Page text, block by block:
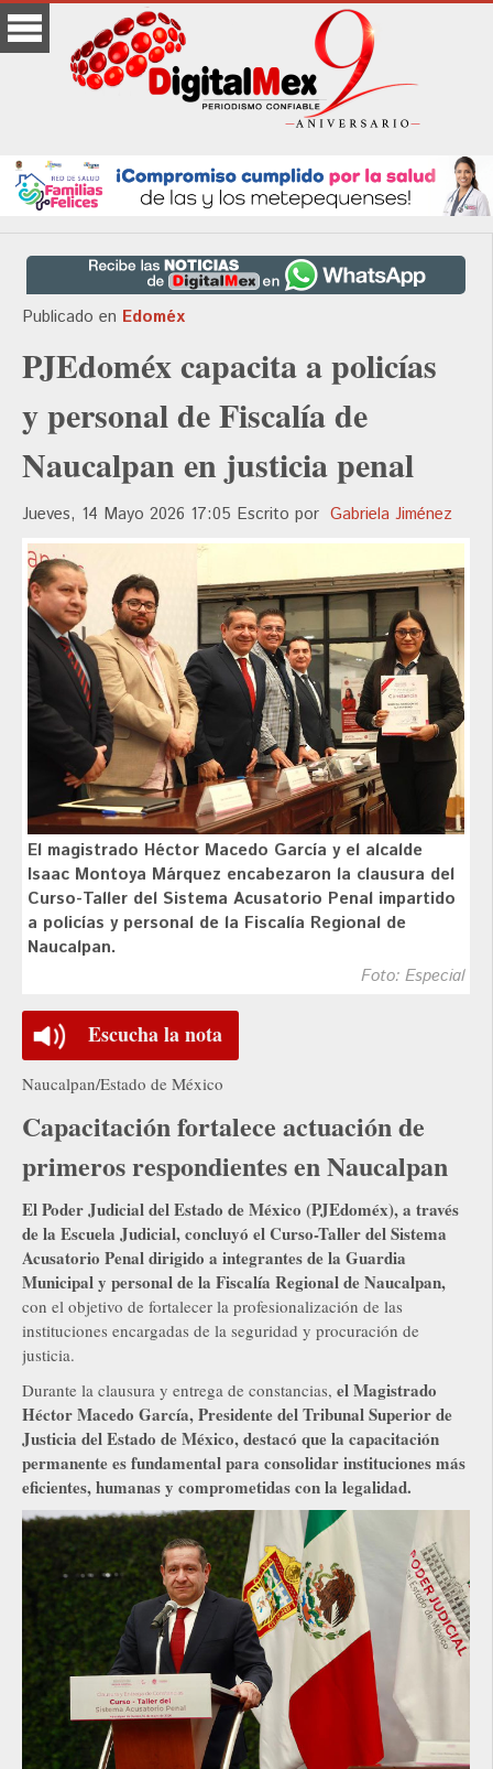
Publicado en Edoméx
PJEdoméx capacita a policías
y personal de Fiscalía de
Naucalpan en justicia penal
Jueves, 14 Mayo 2026 17:05 Escrito por Gabriela Jiménez
El magistrado Héctor Macedo García y el alcalde
Isaac Montoya Márquez encabezaron la clausura del
Curso-Taller del Sistema Acusatorio Penal impartido
a policías y personal de la Fiscalía Regional de
Naucalpan.
Foto: Especial
Escucha la nota
Naucalpan/Estado de México
Capacitación fortalece actuación de
primeros respondientes en Naucalpan
El Poder Judicial del Estado de México (PJEdoméx), a través
de la Escuela Judicial, concluyó el Curso-Taller del Sistema
Acusatorio Penal dirigido a integrantes de la Guardia
Municipal y personal de la Fiscalía Regional de Naucalpan,
con el objetivo de fortalecer la profesionalización de las
instituciones encargadas de la seguridad y procuración de
justicia.
Durante la clausura y entrega de constancias, el Magistrado
Héctor Macedo García, Presidente del Tribunal Superior de
Justicia del Estado de México, destacó que la capacitación
permanente es fundamental para consolidar instituciones más
eficientes, humanas y comprometidas con la legalidad.